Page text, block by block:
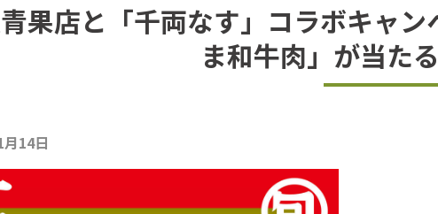
果店と「千両なす」コラボキャ
ま和牛肉」が当た
14日